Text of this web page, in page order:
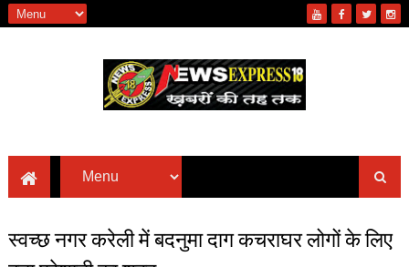
स्वच्छ नगर करेली में बदनुमा दाग कचराघर लोगों के लिए